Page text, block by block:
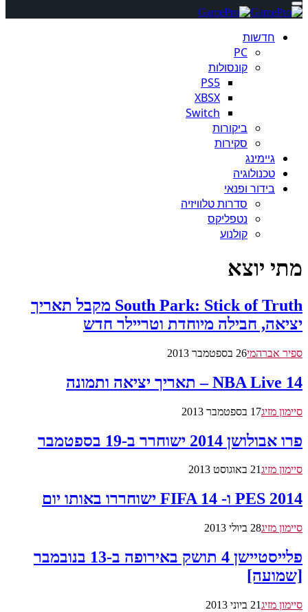
חדשות
PC
קונסולות
PS5
XBSX
Switch
ביקורות
סקירות
גיימינג
טכנולוגיה
בידור ופנאי
סדרות טלוויזיה
נטפליקס
קולנוע
מתי יוצא
South Park: Stick of Truth מקבל תאריך
יציאה, חבילה מיוחדת וטריילר חדש
ספיר אברהמי26 בספטמבר 2013
NBA Live 14 – תאריך יציאה ותמונה
סיימון מזיג17 בספטמבר 2013
פרו אבולושן 2014 ישוחרר ב-19 בספטמבר
סיימון מזיג21 באוגוסט 2013
PES 2014 ו- FIFA 14 ישוחררו באותו יום
סיימון מזיג28 ביולי 2013
פלייסטיישן 4 תושק באירופה ב-13 בנובמבר
[שמועה]
סיימון מזיג21 ביוני 2013